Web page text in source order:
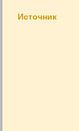
Источник